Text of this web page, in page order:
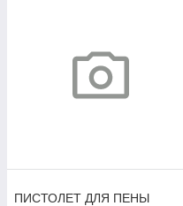
ПИСТОЛЕТ ДЛЯ ПЕНЫ